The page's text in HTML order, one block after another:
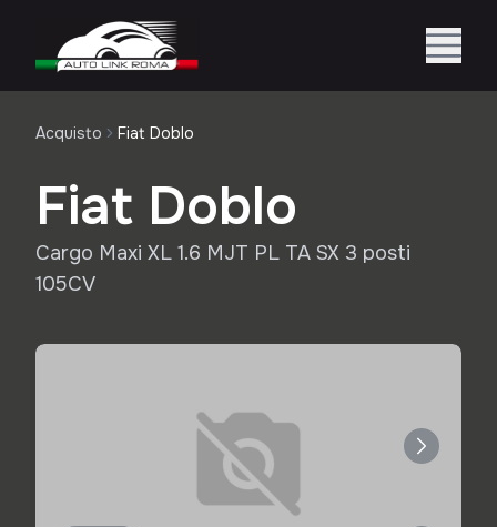
Acquisto Fiat Doblo
Fiat Doblo
Cargo Maxi XL 1.6 MJT PL TA SX 3 posti
105CV